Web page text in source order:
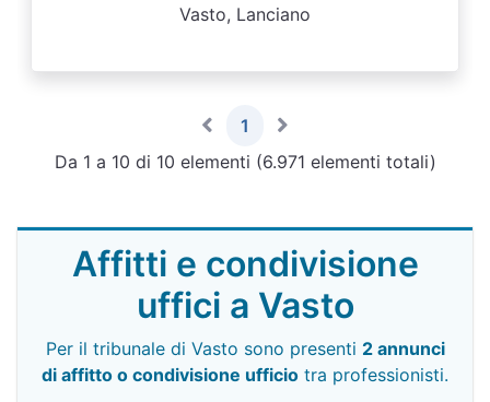
Vasto, Lanciano
1
Da 1 a 10 di 10 elementi (6.971 elementi totali)
Affitti e condivisione
uffici a Vasto
Per il tribunale di Vasto sono presenti 2 annunci
di affitto o condivisione ufficio tra professionisti.